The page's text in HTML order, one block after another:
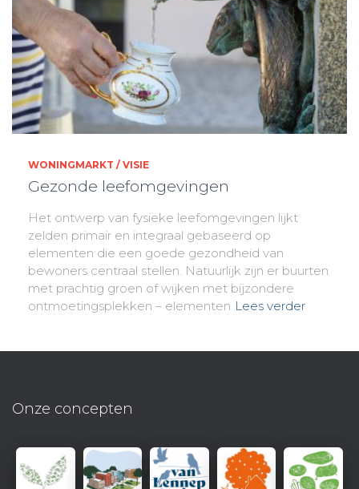
WONINGMARKT / VISIE
Gezonde leefomgevingen
Het ontwerp van fysieke leefomgevingen lijkt
zelden primair en integraal gebaseerd op
elementen die een goede gezondheid van
bewoners centraal stellen. Natuurlijk zijn er buurten
met prachtig groen of wijken met bijzondere
ontmoetingsplekken – elementen Lees verder
Onze concepten